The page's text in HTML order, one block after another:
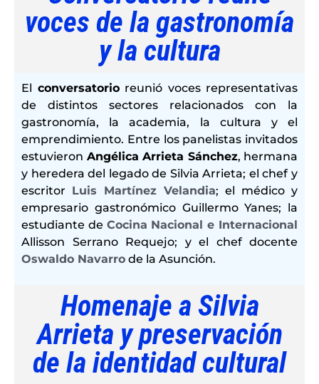
voces de la gastronomía
y la cultura
El conversatorioreunió voces representativas
de distintos sectores relacionados con la
gastronomía, la academia, la cultura y el
emprendimiento. Entre los panelistas invitados
estuvieron Angélica Arrieta Sánchez, hermana
y heredera del legado de Silvia Arrieta; el chef y
escritor Luis Martínez Velandia; el médico y
empresario gastronómico Guillermo Yanes; la
estudiante de Cocina Nacional e Internacional
Allisson Serrano Requejo; y el chef docente
Oswaldo Navarro de la Asunción.
Homenaje a Silvia
Arrieta y preservación
de la identidad cultural